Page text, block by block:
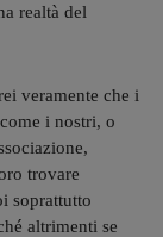
realtà del
veramente che i
i nostri, o
trovare
soprattutto
altrimenti se